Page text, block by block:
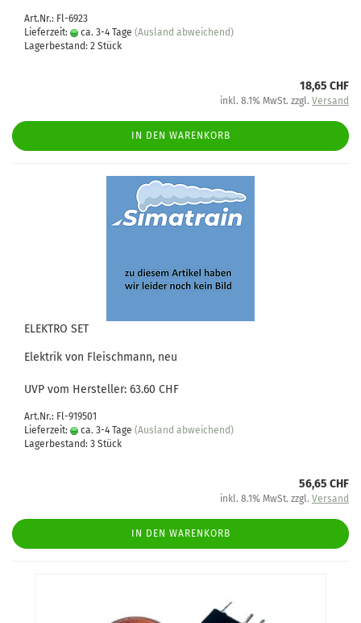
Art.Nr.: Fl-6923
Lieferzeit:
ca. 3-4 Tage (Ausland abweichend)
Lagerbestand: 2 Stück
18,65 CHF
inkl. 8.1% MwSt. zzgl. Versand
IN DEN WARENKORB
ELEKTRO SET
Elektrik von Fleischmann, neu
UVP vom Hersteller: 63.60 CHF
Art.Nr.: Fl-919501
Lieferzeit:
ca. 3-4 Tage (Ausland abweichend)
Lagerbestand: 3 Stück
56,65 CHF
inkl. 8.1% MwSt. zzgl. Versand
IN DEN WARENKORB